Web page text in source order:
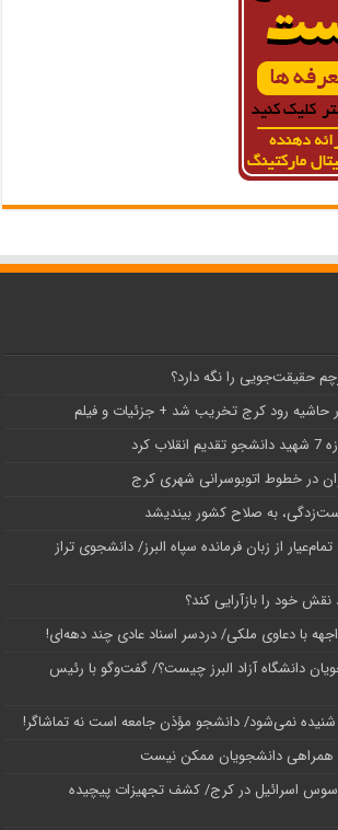
حقیقت‌جویی را نگه دارد؟
حاشیه‌ رود کرج تخریب شد + جزئیات و فیلم
به صلاح کشور بیندیشد
از زبان فرمانده سپاه البرز/ دانشجوی تراز
نقش خود را بازآرایی کند؟
با دعاوی ملکی/ دردسر اسناد عادی چند‌ دهه‌ای!
دانشگاه آزاد البرز چیست؟/ گفت‌وگو با رئیس
نمی‌شود/ دانشجو مؤذن جامعه است نه تماشاگر!
همراهی دانشجویان ممکن نیست
اسرائیل در کرج/‌ کشف تجهیزات پیچیده